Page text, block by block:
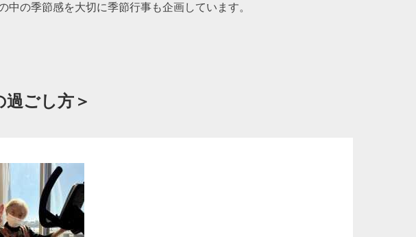
中の季節感を大切に季節行事も企画しています。
過ごし方＞